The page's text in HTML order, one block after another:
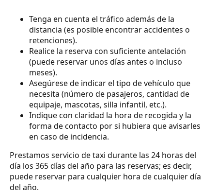
Tenga en cuenta el tráfico además de la
distancia (es posible encontrar accidentes o
retenciones).
Realice la reserva con suficiente antelación
(puede reservar unos días antes o incluso
meses).
Asegúrese de indicar el tipo de vehículo que
necesita (número de pasajeros, cantidad de
equipaje, mascotas, silla infantil, etc.).
Indique con claridad la hora de recogida y la
forma de contacto por si hubiera que avisarles
en caso de incidencia.
Prestamos servicio de taxi durante las 24 horas del
día los 365 días del año para las reservas; es decir,
puede reservar para cualquier hora de cualquier día
del año.